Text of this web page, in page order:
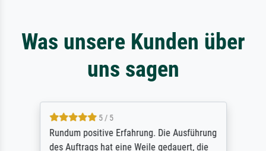
Was unsere Kunden über
uns sagen
5 / 5
Rundum positive Erfahrung. Die Ausführung
des Auftrags hat eine Weile gedauert, die